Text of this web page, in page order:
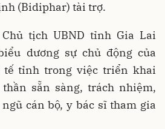
(Bidiphar) tài trợ.
tịch UBND tỉnh Gia Lai
dương sự chủ động của
tế tỉnh trong việc triển khai
sẵn sàng, trách nhiệm,
cán bộ, y bác sĩ tham gia